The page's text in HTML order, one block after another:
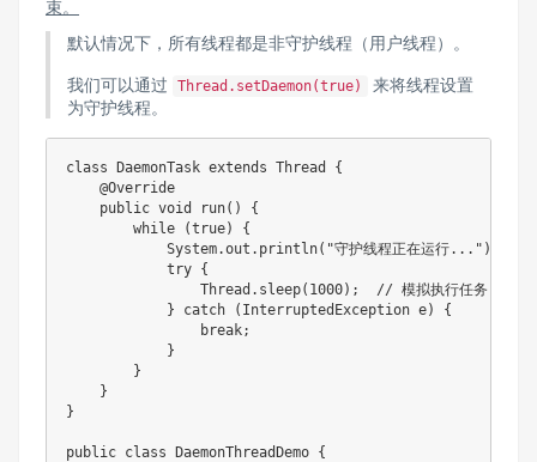
束。
默认情况下，所有线程都是非守护线程（用户线程）。
我们可以通过 Thread.setDaemon(true)
来将线程设置
为守护线程。
class DaemonTask extends Thread {
    @Override
    public void run() {
        while (true) {
            System.out.println("守护线程正在运行...");
            try {
                Thread.sleep(1000);  // 模拟执行任务
            } catch (InterruptedException e) {
                break;
            }
        }
    }
}
public class DaemonThreadDemo {